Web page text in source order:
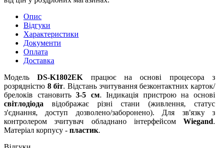
Опис
Відгуки
Характеристики
Документи
Оплата
Доставка
МодельDS-K1802EK працює на основі процесора з
розрядністю 8 біт. Відстань зчитування безконтактних карток/
брелоків становить3-5 см. Індикація пристрою на основі
світлодіода відображає різні стани (живлення, статус
з'єднання, доступ дозволено/заборонено). Для зв'язку з
контролером зчитувач обладнано інтерфейсом Wiegand.
Матеріал корпусу - пластик.